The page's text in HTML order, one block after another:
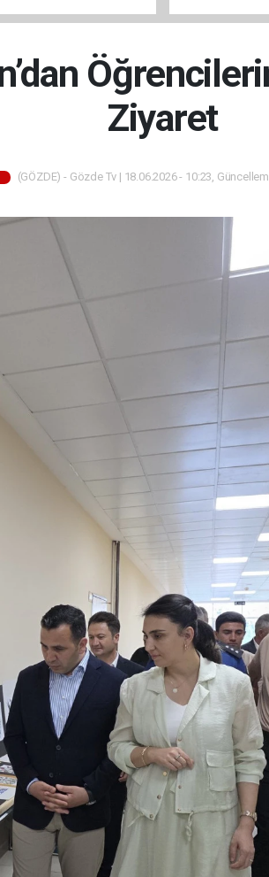
Sona Erdi
Ziyaret
(GÖZDE) - Gözde Tv | 18.06.2026 - 10:23,